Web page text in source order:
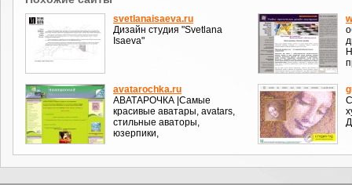
svetlanaisaeva.ru
Дизайн студия "Svetlana
Isaeva"
avatarochka.ru
АВАТАРОЧКА |Самые
красивые аватары, avatars,
стильные аваторы,
юзерпики,